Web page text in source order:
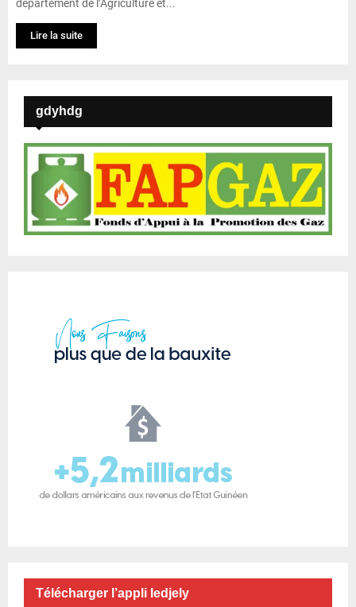
département de l’Agriculture et...
Lire la suite
gdyhdg
Télécharger l’appli ledjely